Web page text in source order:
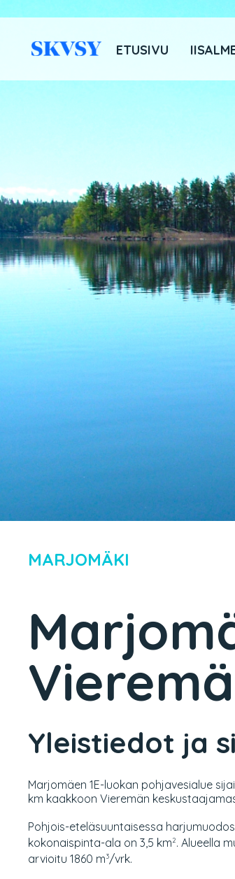
sisältöön
ETUSIVU
MARJOMÄKI
Vieremä
Yleistiedot ja
Marjomäen 1E-luokan pohjavesialue
km kaakkoon Vieremän
Pohjois-eteläsuuntaisessa
kokonaispinta-ala on 3,5 km2. Alueella
arvioitu 1860 m3/vrk.